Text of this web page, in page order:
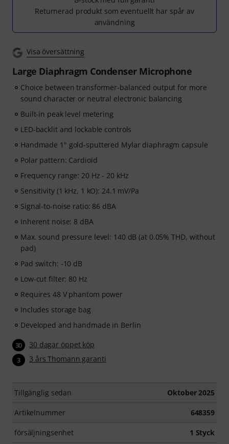
Returnerad produkt som eventuellt har spår av
användning
Visa översättning
Large Diaphragm Condenser Microphone
Choice between transformer-balanced output for more
sound character or neutral electronic balancing
Built-in peak level metering
LED-backlit and lockable controls
Handmade 1" gold-sputtered Mylar diaphragm capsule
Polar pattern: Cardioid
Frequency range: 20 Hz - 20 kHz
Sensitivity (1 kHz, 1 kO): 24.1 mV/Pa
Signal-to-noise ratio: 86 dBA
Inherent noise: 8 dBA
Max. sound pressure level: 140 dB (at 0.05% THD, without
pad)
Pad switch: -10 dB
Low-cut filter: 80 Hz
Requires 48 V phantom power
Includes storage bag
Developed and handmade in Berlin
30 30 dagar öppet köp
3 3 års Thomann garanti
Tillgänglig sedan Oktober 2025
Artikelnummer 648359
försäljningsenhet 1 Styck